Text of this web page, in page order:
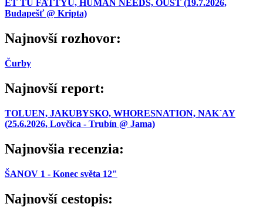
ET TU FATTYÚ, HUMAN NEEDS, OUST (19.7.2026,
Budapešť @ Kripta)
Najnovší rozhovor:
Čurby
Najnovší report:
TOLUEN, JAKUBYSKO, WHORESNATION, NAK´AY
(25.6.2026, Lovčica - Trubín @ Jama)
Najnovšia recenzia:
ŠANOV 1 - Konec světa 12"
Najnovší cestopis: